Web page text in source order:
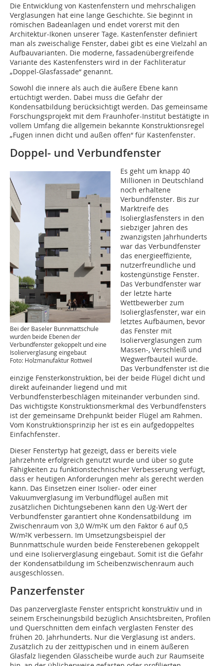
Die Entwicklung von Kastenfenstern und mehrschaligen
Verglasungen hat eine lange Geschichte. Sie beginnt in
römischen Badeanlagen und endet vorerst mit den
Architektur-Ikonen unserer Tage. Kastenfenster definiert
man als zweischalige Fenster, dabei gibt es eine Vielzahl an
Aufbauvarianten. Die moderne, fassadenübergreifende
Variante des Kastenfensters wird in der Fachliteratur
„Doppel-Glasfassade“ genannt.
Sowohl die innere als auch die äußere Ebene kann
ertüchtigt werden. Dabei muss die Gefahr der
Kondensatbildung berücksichtigt werden. Das gemeinsame
Forschungsprojekt mit dem Fraunhofer-Institut bestätigte in
vollem Umfang die allgemein bekannte Konstruktionsregel
„Fugen innen dicht und außen offen“ für Kastenfenster.
Doppel- und Verbundfenster
Bei der Baseler Bunnmattschule
wurden beide Ebenen der
Verbundfenster gekoppelt und eine
Isolierverglasung eingebaut
Foto: Holzmanufaktur Rottweil
Es geht um knapp 40
Millionen in Deutschland
noch erhaltene
Verbundfenster. Bis zur
Marktreife des
Isolierglasfensters in den
siebziger Jahren des
zwanzigsten Jahrhunderts
war das Verbundfenster
das energieeffiziente,
nutzerfreundliche und
kostengünstige Fenster.
Das Verbundfenster war
der letzte harte
Wettbewerber zum
Isolierglasfenster, war ein
letztes Aufbäumen, bevor
das Fenster mit
Isolierverglasungen zum
Massen-, Verschleiß und
Wegwerfbauteil wurde.
Das Verbundfenster ist die
einzige Fensterkonstruktion, bei der beide Flügel dicht und
direkt aufeinander liegend und mit
Verbundfensterbeschlägen miteinander verbunden sind.
Das wichtigste Konstruktionsmerkmal des Verbundfensters
ist der gemeinsame Drehpunkt beider Flügel am Rahmen.
Vom Konstruktionsprinzip her ist es ein aufgedoppeltes
Einfachfenster.
Dieser Fenstertyp hat gezeigt, dass er bereits viele
Jahrzehnte erfolgreich genutzt wurde und über so gute
Fähigkeiten zu funktionstechnischer Verbesserung verfügt,
dass er heutigen Anforderungen mehr als gerecht werden
kann. Das Einsetzen einer Isolier- oder einer
Vakuumverglasung im Verbundflügel außen mit
zusätzlichen Dichtungsebenen kann den Ug-Wert der
Verbundfenster garantiert ohne Kondensatbildung im
Zwischenraum von 3,0 W/m²K um den Faktor 6 auf 0,5
W/m²K verbessern. Im Umsetzungsbeispiel der
Bunnmattschule wurden beide Fensterebenen gekoppelt
und eine Isolierverglasung eingebaut. Somit ist die Gefahr
der Kondensatbildung im Scheibenzwischenraum auch
ausgeschlossen.
Panzerfenster
Das panzerverglaste Fenster entspricht konstruktiv und in
seinem Erscheinungsbild bezüglich Ansichtsbreiten, Profilen
und Querschnitten dem einfach verglasten Fenster des
frühen 20. Jahrhunderts. Nur die Verglasung ist anders.
Zusätzlich zu der zeittypischen und in einem äußeren
Glasfalz liegenden Glasscheibe wurde auch zur Raumseite